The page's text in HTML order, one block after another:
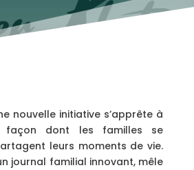
nouvelle initiative s’apprête à
façon dont les familles se
leurs moments de vie.
journal familial innovant, mêle